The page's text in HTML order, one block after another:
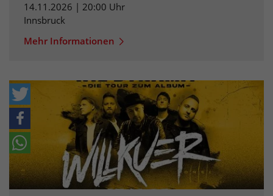
14.11.2026 | 20:00 Uhr
Innsbruck
Mehr Informationen